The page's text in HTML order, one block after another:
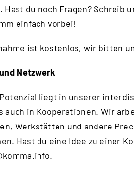
Hast du noch Fragen? Schreib
einfach vorbei!
ist kostenlos, wir bitten
Netzwerk
liegt in unserer
auch in Kooperationen. Wir
Werkstätten und andere
Hast du eine Idee zu einer
.